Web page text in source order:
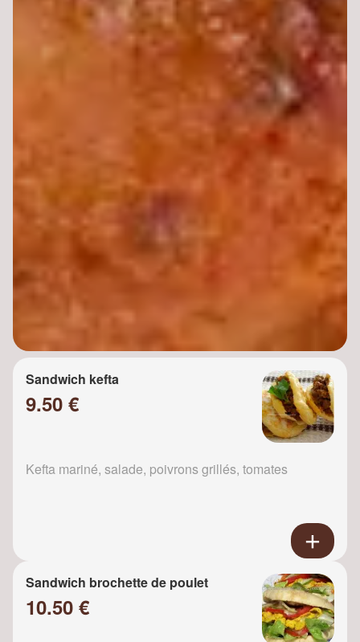
Sandwich kefta
9.50 €
Kefta mariné, salade, poivrons grillés, tomates
Sandwich brochette de poulet
10.50 €